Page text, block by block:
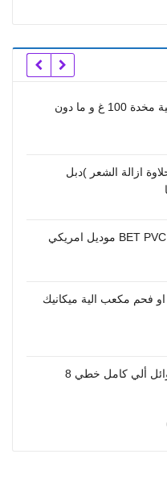
غ و ما دون
ازالة الشعر )دبل
ماكينة تشكيل قوالب BET PVC موديل امريكي
فحم مكعب الية ميكانيك
خط تعبئة غالونات سوائل ألي كامل خطي 8